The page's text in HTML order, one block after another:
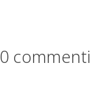
0 commenti